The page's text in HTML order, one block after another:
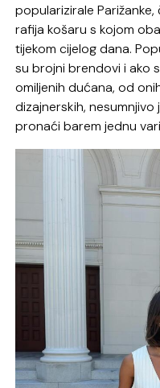
popularizirale
rafija košaru s kojom
tijekom cijelog dana.
su brojni brendovi i ako
omiljenih dućana, od
dizajnerskih,
pronaći barem jednu